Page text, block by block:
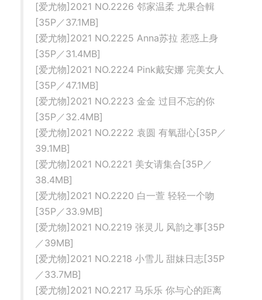
[爱尤物]2021 NO.2226 邻家温柔 尤果合輯
[35P／37.1MB]
[爱尤物]2021 NO.2225 Anna苏拉 惹惑上身
[35P／31.4MB]
[爱尤物]2021 NO.2224 Pink戴安娜 完美女人
[35P／47.1MB]
[爱尤物]2021 NO.2223 金金 过目不忘的你
[35P／32.4MB]
[爱尤物]2021 NO.2222 袁圆 有氧甜心[35P／
39.1MB]
[爱尤物]2021 NO.2221 美女请集合[35P／
38.4MB]
[爱尤物]2021 NO.2220 白一萱 轻轻一个吻
[35P／33.9MB]
[爱尤物]2021 NO.2219 张灵儿 风韵之事[35P
／39MB]
[爱尤物]2021 NO.2218 小雪儿 甜妹日志[35P
／33.7MB]
[爱尤物]2021 NO.2217 马乐乐 你与心的距离